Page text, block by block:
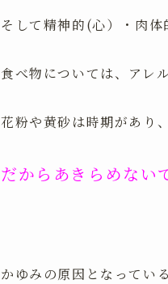
そして精神的(心）・肉体
食べ物については、アレ
花粉や黄砂は時期があり
だからあきらめない
かゆみの原因となってい